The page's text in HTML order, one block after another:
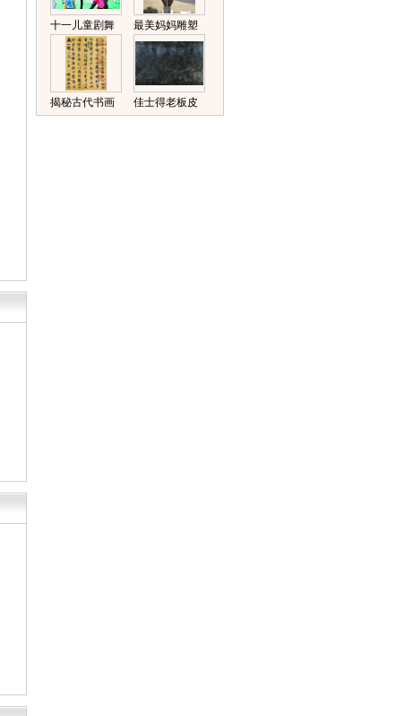
质疑（图）
（图）
十一儿童剧舞
台主打当代经
典 喜羊羊成大
主角（图）
最美妈妈雕塑
在钱江新城开
始安装（图）
揭秘古代书画
佳士得老板皮